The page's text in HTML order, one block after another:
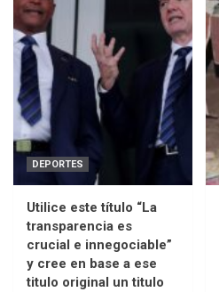
DEPORTES
Utilice este título “La
transparencia es
crucial e innegociable”
y cree en base a ese
titulo original un titulo